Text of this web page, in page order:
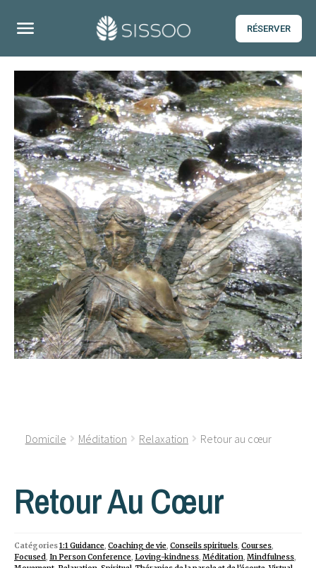
RÉSERVER
Domicile Méditation Relaxation Retour au cœur
Retour Au Cœur
Catégories1:1 Guidance, Coaching de vie, Conseils spirituels, Courses,
Focused, In Person Conference, Loving-kindness, Méditation, Mindfulness,